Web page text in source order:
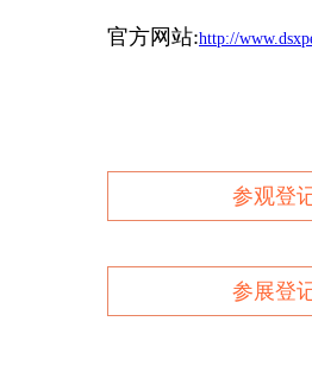
官方网站:http://
参观登
参展登